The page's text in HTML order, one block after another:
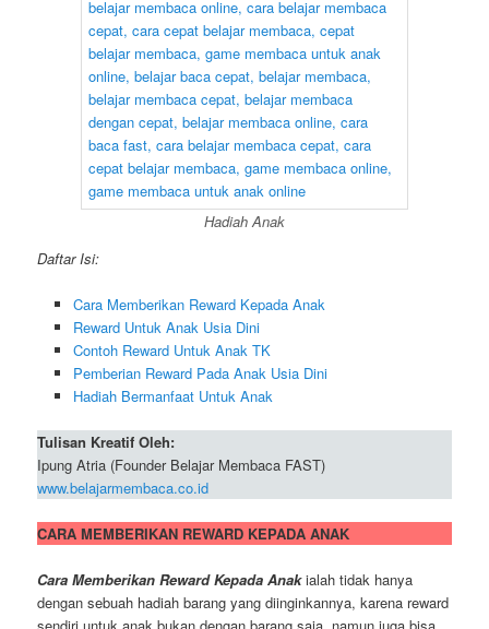
Hadiah Anak
Daftar Isi:
Cara Memberikan Reward Kepada Anak
Reward Untuk Anak Usia Dini
Contoh Reward Untuk Anak TK
Pemberian Reward Pada Anak Usia Dini
Hadiah Bermanfaat Untuk Anak
Tulisan Kreatif Oleh:
Ipung Atria (Founder Belajar Membaca FAST)
www.belajarmembaca.co.id
CARA MEMBERIKAN REWARD KEPADA ANAK
Cara Memberikan Reward Kepada Anakialah tidak hanya
dengan sebuah hadiah barang yang diinginkannya, karena reward